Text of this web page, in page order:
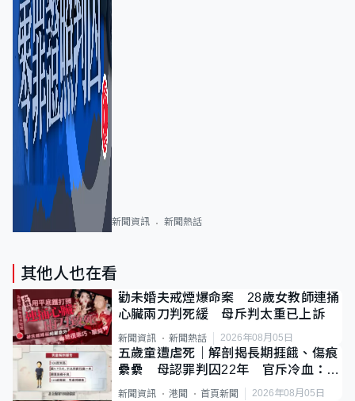
新聞資訊 新聞熱話
其他人也在看
勸未婚夫戒煙爆命案 28歲女教師連捅
心臟兩刀判死緩 母斥判太重已上訴
新聞資訊 新聞熱話 2026年08月05日
五歲童遭虐死｜解剖揭長期捱餓、傷痕
纍纍 母認罪判囚22年 官斥冷血：同
類案最惡劣
新聞資訊 港聞 首頁新聞 2026年08月05日